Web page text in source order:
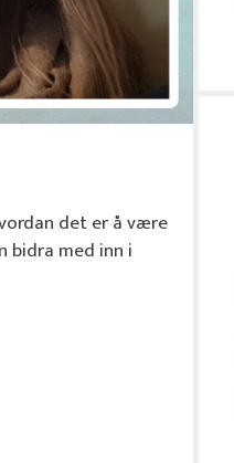
det er å være
bidra med inn i